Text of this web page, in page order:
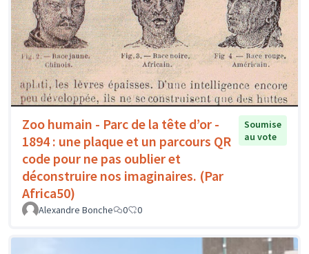
Zoo humain - Parc de la tête d’or -
1894 : une plaque et un parcours QR
code pour ne pas oublier et
déconstruire nos imaginaires. (Par
Africa50)
Soumise
au vote
Alexandre Bonche 0 0